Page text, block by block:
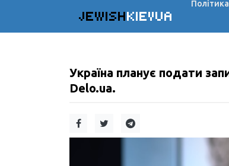
JEWISHKIEVUA
Політика
Україна планує подати
Delo.ua.